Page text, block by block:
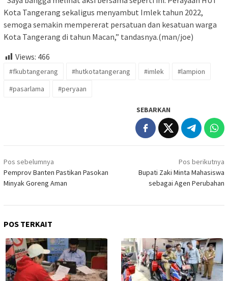
Kota Tangerang sekaligus menyambut Imlek tahun 2022,
semoga semakin mempererat persatuan dan kesatuan warga
Kota Tangerang di tahun Macan,” tandasnya.(man/joe)
Views: 466
#fkubtangerang #hutkotatangerang #imlek
#lampion
#pasarlama
#peryaan
SEBARKAN
Navigasi
pos
Pos sebelumnya
Pemprov Banten Pastikan Pasokan
Minyak Goreng Aman
Pos berikutnya
Bupati Zaki Minta Mahasiswa
sebagai Agen Perubahan
POS TERKAIT